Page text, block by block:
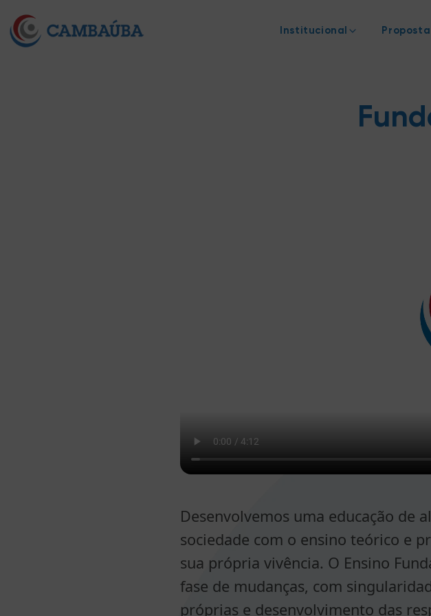
Desenvolvemos uma educação de
sociedade com o ensino teórico e
sua própria vivência. O Ensino
fase de mudanças, com
próprias e desenvolvimento das
Institucional